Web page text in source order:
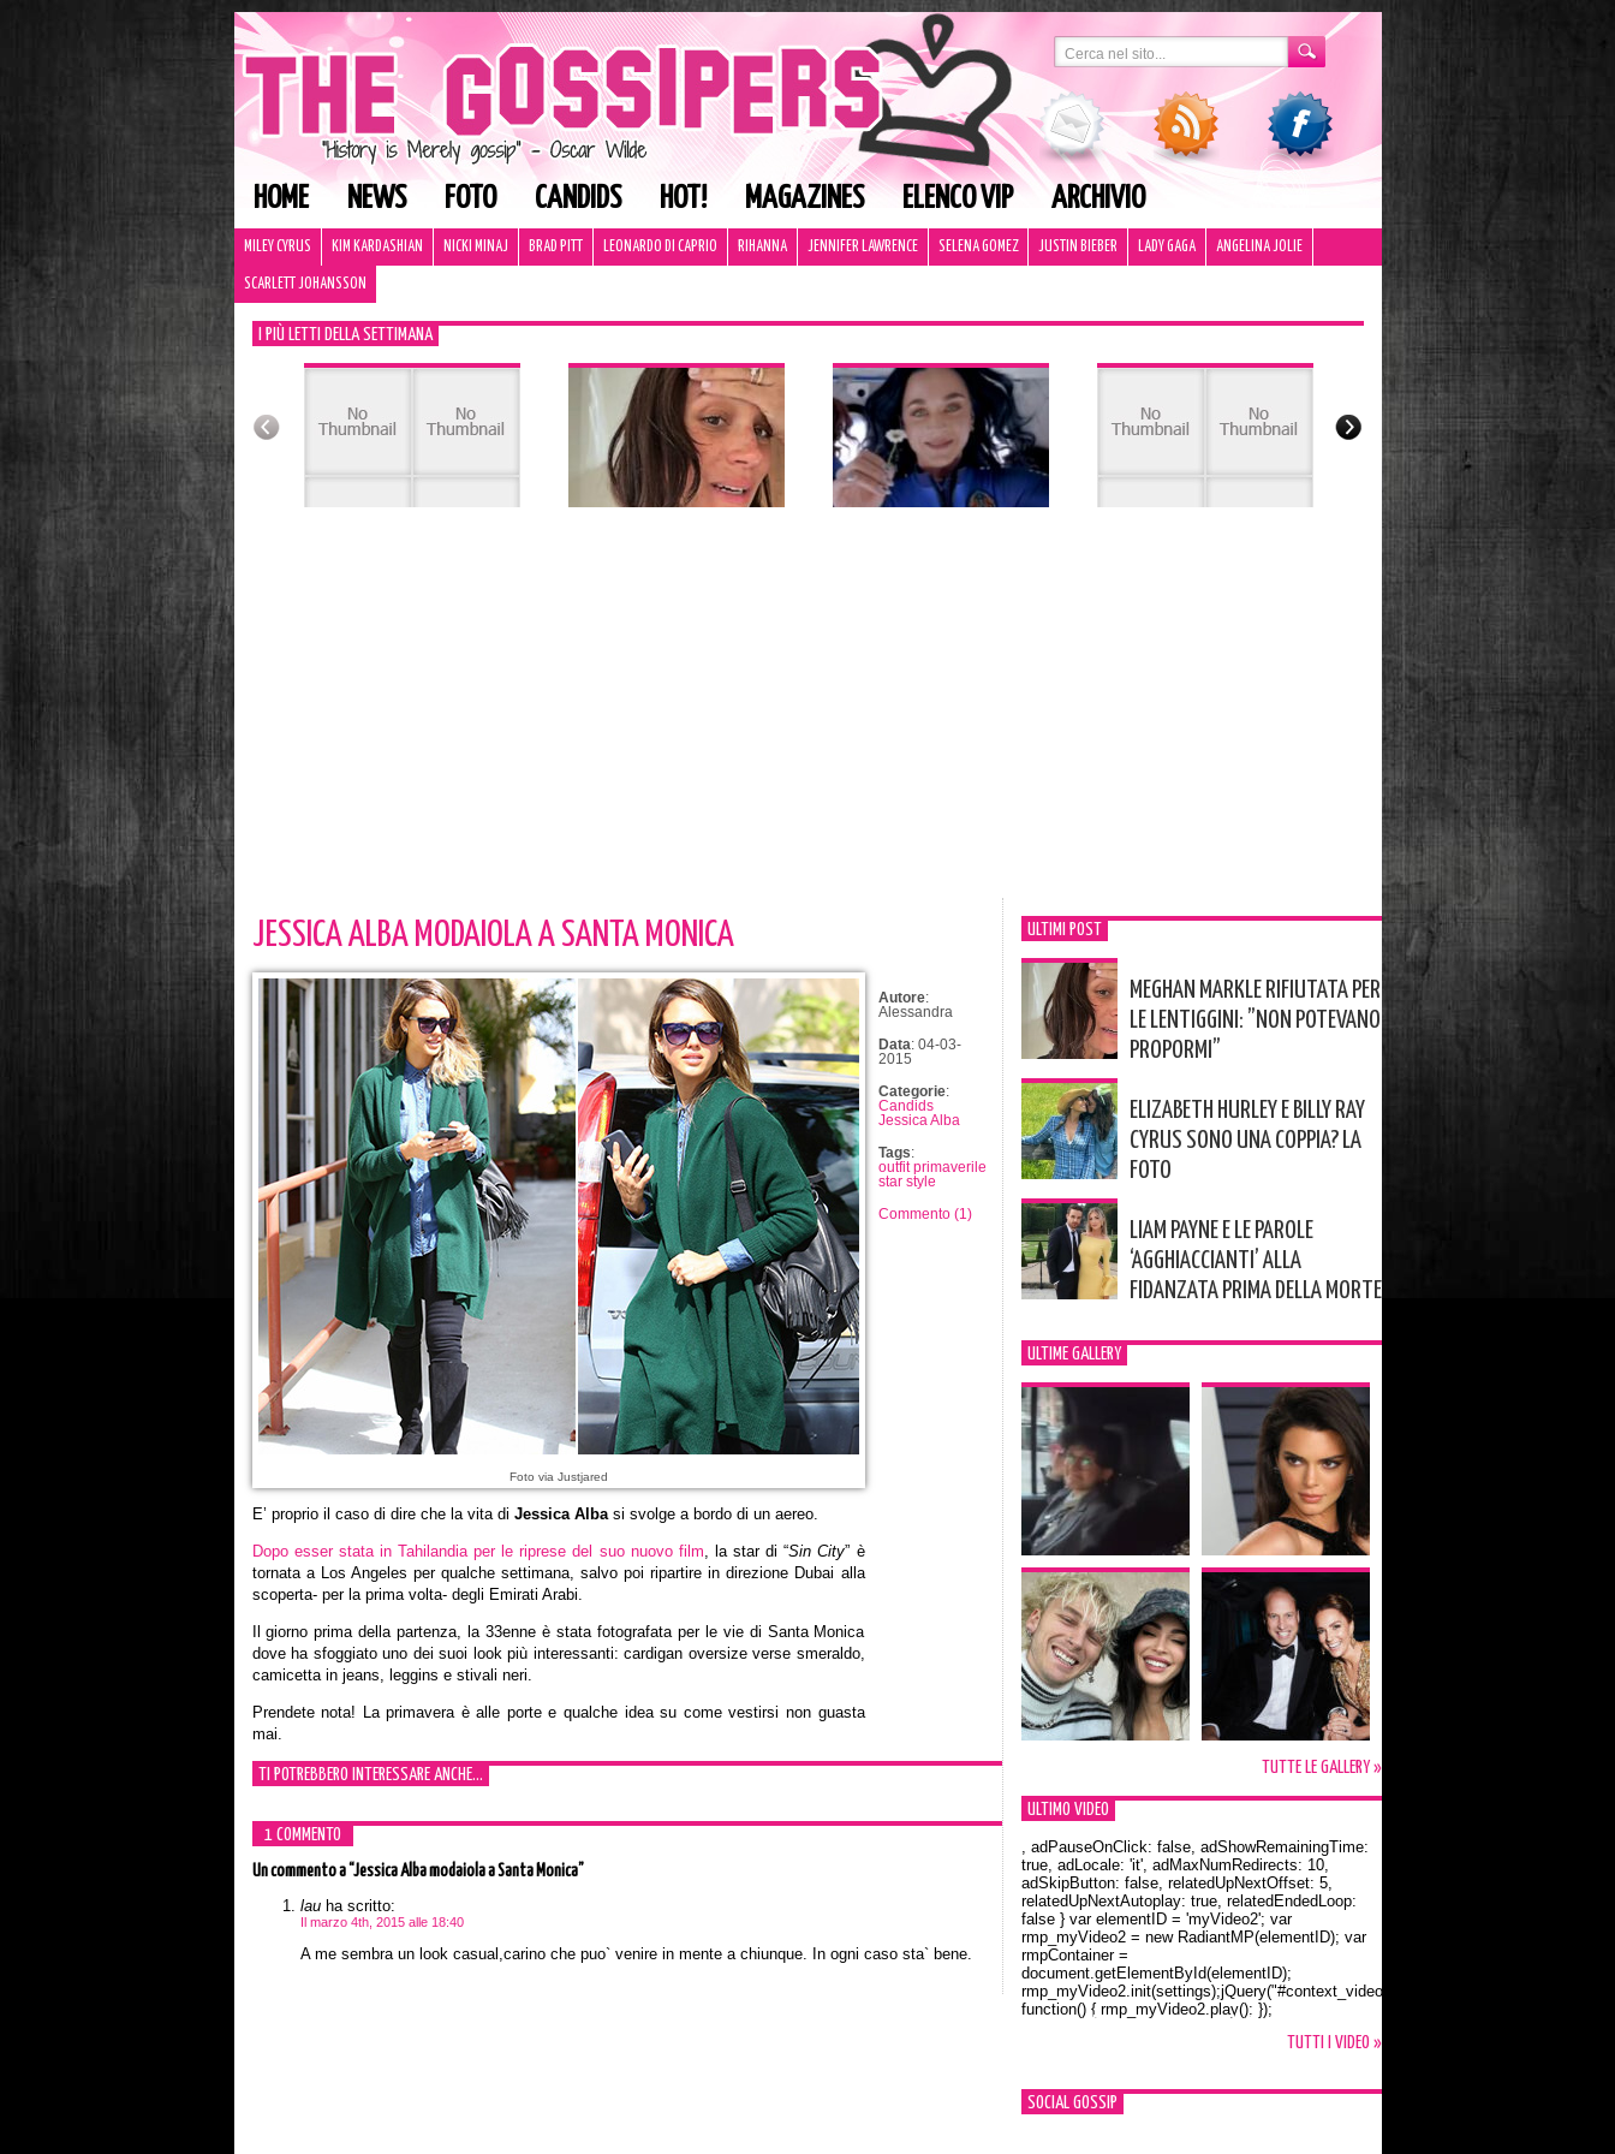
HOME NEWS FOTO CANDIDS HOT! MAGAZINES ELENCO VIP ARCHIVIO
MILEY CYRUS KIM KARDASHIAN NICKI MINAJ BRAD PITT LEONARDO DI CAPRIO RIHANNA JENNIFER LAWRENCE SELENA GOMEZ JUSTIN BIEBER LADY GAGA ANGELINA JOLIE
SCARLETT JOHANSSON
I PIÙ LETTI DELLA SETTIMANA
JESSICA ALBA MODAIOLA A SANTA MONICA
Foto via Justjared
E’ proprio il caso di dire che la vita di Jessica Albasi svolge a bordo di un aereo.
Dopo esser stata in Tahilandia per le riprese del suo nuovo film, la star di “Sin City” è
tornata a Los Angeles per qualche settimana, salvo poi ripartire in direzione Dubai alla
scoperta- per la prima volta- degli Emirati Arabi.
Il giorno prima della partenza, la 33enne è stata fotografata per le vie di Santa Monica
dove ha sfoggiato uno dei suoi look più interessanti: cardigan oversize verse smeraldo,
camicetta in jeans, leggins e stivali neri.
Prendete nota! La primavera è alle porte e qualche idea su come vestirsi non guasta
mai.
Autore:
Alessandra
Data: 04-03-
2015
Categorie:
Candids
Jessica Alba
Tags:
outfit primaverile
star style
Commento (1)
TI POTREBBERO INTERESSARE ANCHE...
1 COMMENTO
Un commentoa “Jessica Alba modaiola a Santa Monica”
lauha scritto:
Il marzo 4th, 2015 alle 18:40
A me sembra un look casual,carino che puo` venire in mente a chiunque. In ogni caso sta` bene.
ULTIMI POST
MEGHAN MARKLE RIFIUTATA PER
LE LENTIGGINI: ”NON POTEVANO
PROPORMI”
ELIZABETH HURLEY E BILLY RAY
CYRUS SONO UNA COPPIA? LA
FOTO
LIAM PAYNE E LE PAROLE
‘AGGHIACCIANTI’ ALLA
FIDANZATA PRIMA DELLA MORTE
ULTIME GALLERY
TUTTE LE GALLERY »
ULTIMO VIDEO
Orlando Bloom e la t-shirt dedicata a Flynn
, adPauseOnClick: false, adShowRemainingTime:
true, adLocale: 'it', adMaxNumRedirects: 10,
adSkipButton: false, relatedUpNextOffset: 5,
relatedUpNextAutoplay: true, relatedEndedLoop:
false } var elementID = 'myVideo2'; var
rmp_myVideo2 = new RadiantMP(elementID); var
rmpContainer =
document.getElementById(elementID);
rmp_myVideo2.init(settings);jQuery("#context_video2").one("mouseover",
function() { rmp_myVideo2.play(); });
TUTTI I VIDEO »
SOCIAL GOSSIP